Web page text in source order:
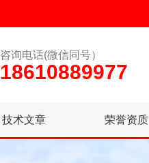
咨询电话(微信同号）
18610889977
技术文章 荣誉资质